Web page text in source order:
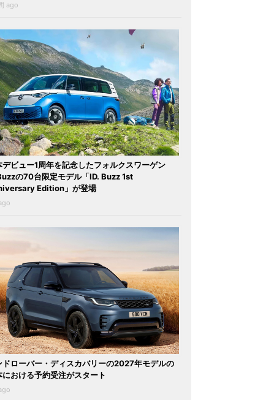
ago
デビュー1周年を記念したフォルクスワーゲン
の70台限定モデル「ID. Buzz 1st
Edition」が登場
ドローバー・ディスカバリーの2027年モデルの
における予約受注がスタート